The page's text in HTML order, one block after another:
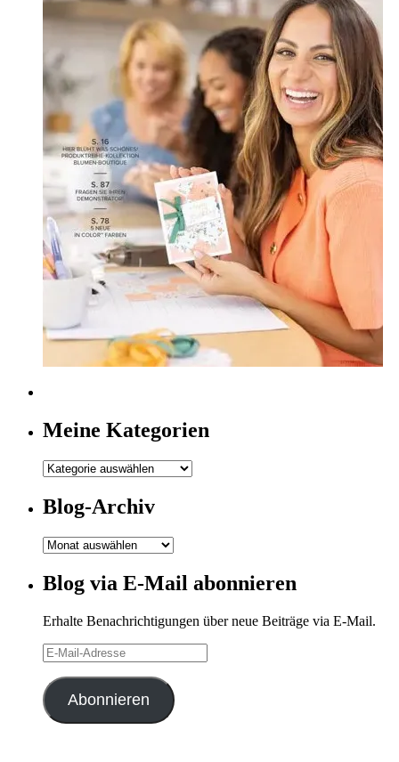
Meine Kategorien
Meine
Blog-Archiv
Blog-
Blog via E-Mail abonnieren
Erhalte Benachrichtigungen über neue Beiträge via E-Mail.
E-
Mail-
Adresse
Abonnieren